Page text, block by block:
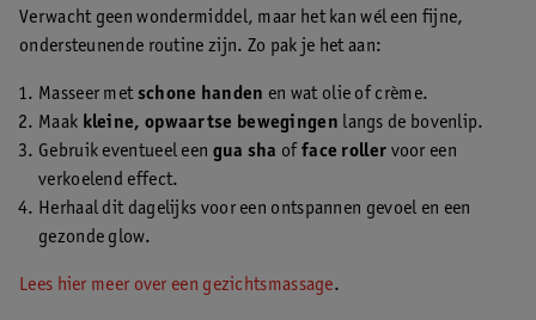
Verwacht geen wondermiddel, maar het kan wél een fijne,
ondersteunende routine zijn. Zo pak je het aan:
Masseer metschone handen en wat olie of crème.
Maak kleine, opwaartse bewegingen langs de bovenlip.
Gebruik eventueel een gua sha of face roller voor een
verkoelend effect.
Herhaal dit dagelijks voor een ontspannen gevoel en een
gezonde glow.
Lees hier meer over een gezichtsmassage.